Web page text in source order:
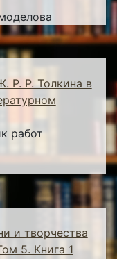
Р. Р. Толкина в
работ
и творчества
5. Книга 1